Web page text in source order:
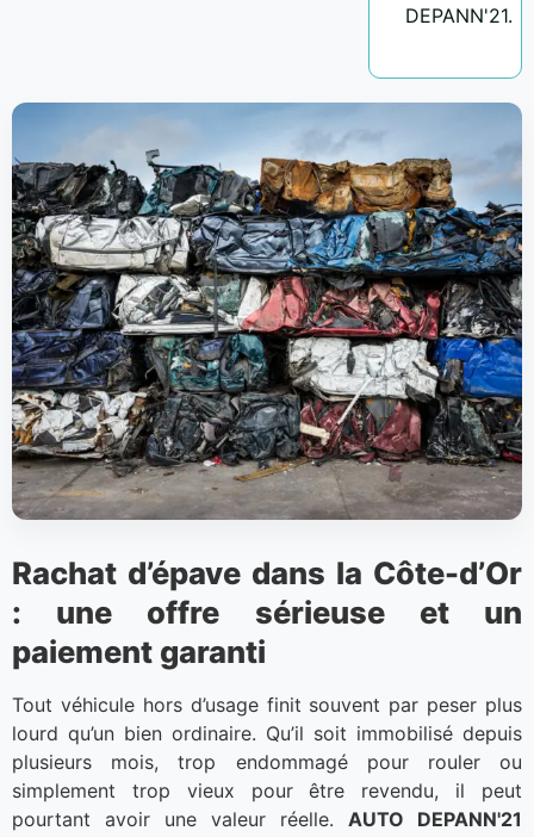
DEPANN'21.
Rachat d’épave dans la Côte-d’Or
: une offre sérieuse et un
paiement garanti
Tout véhicule hors d’usage finit souvent par peser plus
lourd qu’un bien ordinaire. Qu’il soit immobilisé depuis
plusieurs mois, trop endommagé pour rouler ou
simplement trop vieux pour être revendu, il peut
pourtant avoir une valeur réelle. AUTO DEPANN'21